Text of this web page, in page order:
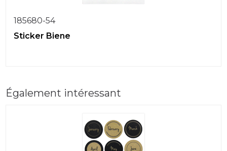
185680-54
Sticker Biene
Également intéressant